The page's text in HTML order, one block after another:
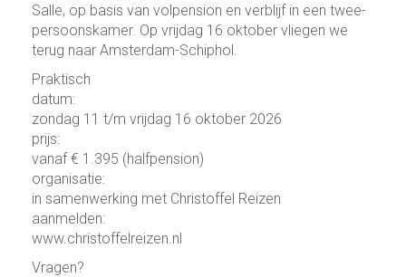
Salle, op basis van volpension en verblijf in een twee­
persoons­ka­mer. Op vrij­dag 16 ok­to­ber vliegen we
terug naar Am­ster­dam-Schiphol.
Prak­tisch
datum:
zon­dag 11 t/m vrij­dag 16 ok­to­ber 2026
prijs:
vanaf € 1.395 (halfpension)
organi­sa­tie:
in samen­wer­king met Christoffel Reizen
aanmel­den:
www.christoffelreizen.nl
Vragen?